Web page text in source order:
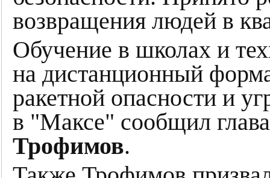
возвращения людей в
Обучение в школах и
на дистанционный
ракетной опасности и
в "Максе" сообщил
Трофимов.